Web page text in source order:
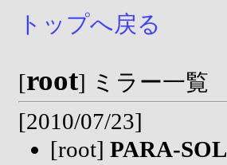
トップへ戻る
[root] ミラー一覧
[2010/07/23]
[root] PARA-SOL